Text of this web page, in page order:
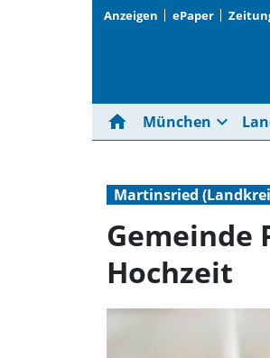
Anzeigen ePaper
home München expand_more
Martinsried
Gemeinde
Hochzeit